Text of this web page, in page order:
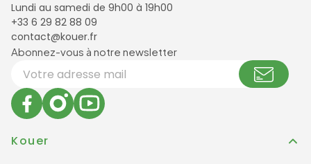
Lundi au samedi de 9h00 à 19h00
+33 6 29 82 88 09
contact@kouer.fr
Newsletter et réseaux sociaux
Abonnez-vous à notre newsletter
Votre adresse email
Kouer